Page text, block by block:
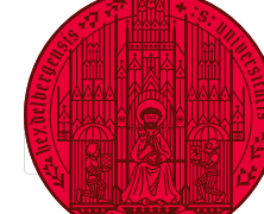
ACCESSIBILITY
LINKS
JUMP
TO
MAIN
CONTENT
OPEN
MAIN
NAVIGATION
OPEN
SEARCH
FORM
This page is only available in